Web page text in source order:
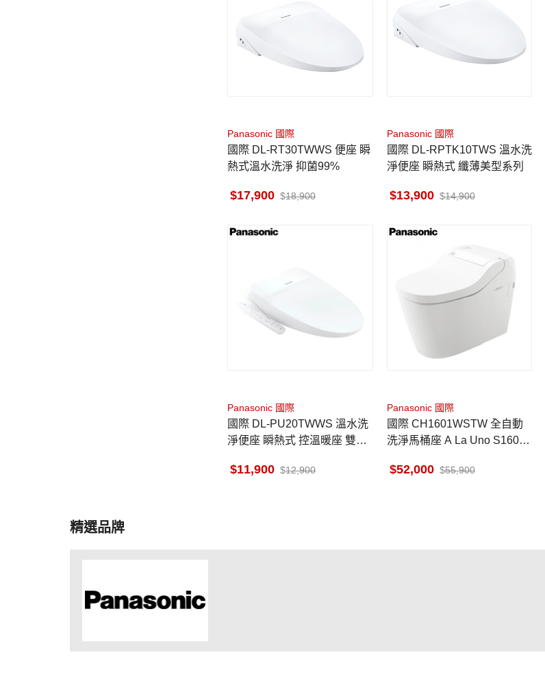
Panasonic 國際
國際 DL-RT30TWWS 便座 瞬
熱式溫水洗淨 抑菌99%
17,900 18,900
Panasonic 國際
國際 DL-RPTK10TWS 溫水洗
淨便座 瞬熱式 纖薄美型系列
13,900 14,900
Panasonic 國際
國際 DL-PU20TWWS 溫水洗
淨便座 瞬熱式 控溫暖座 雙認
11,900 12,900
Panasonic 國際
國際 CH1601WSTW 全自動
洗淨馬桶座 A La Uno S160
52,000 55,900
精選品牌